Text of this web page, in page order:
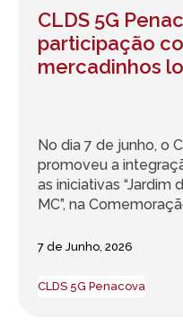
CLDS 5G
participação
mercadinhos
No dia 7 de junho, o
promoveu a
as iniciativas “Jardim
MC”, na
7 de Junho, 2026
CLDS 5G Penacova